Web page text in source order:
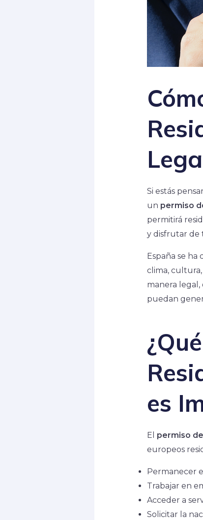
Si estás
un permiso
permitirá
y disfrutar de
España se
clima,
manera legal,
puedan
es
El permiso
europeos
Permanecer
Trabajar en
Acceder a
Solicitar la